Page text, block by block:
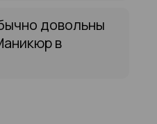
довольны
в